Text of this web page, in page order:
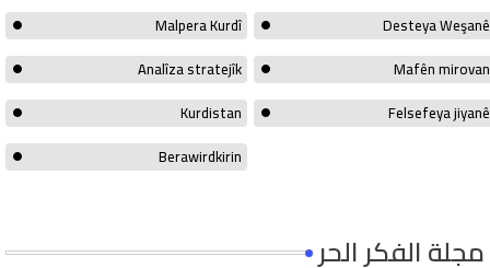
Malpera Kurdî
Desteya Weşanê
Analîza stratejîk
Mafên mirovan
Kurdistan
Felsefeya jiyanê
Berawirdkirin
مجلة الفكر الحر